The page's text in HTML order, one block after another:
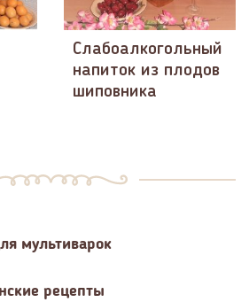
Слабоалкогольный
напиток из плодов
шиповника
мультиварок
рецепты